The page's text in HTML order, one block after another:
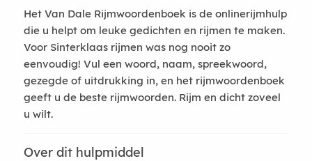
Het Van Dale Rijmwoordenboek is de onlinerijmhulp
die u helpt om leuke gedichten en rijmen te maken.
Voor Sinterklaas rijmen was nog nooit zo
eenvoudig! Vul een woord, naam, spreekwoord,
gezegde of uitdrukking in, en het rijmwoordenboek
geeft u de beste rijmwoorden. Rijm en dicht zoveel
u wilt.
Over dit hulpmiddel